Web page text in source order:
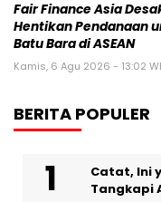
Fair Finance Asia
Hentikan Pendanaan
Batu Bara di ASEAN
Kamis, 6 Agu 2026 - 13:02
BERITA POPULER
Catat, Ini
Tangkapi